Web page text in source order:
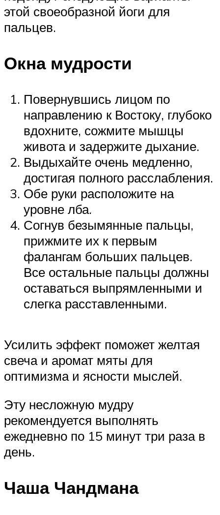
этой своеобразной йоги для
пальцев.
Окна мудрости
Повернувшись лицом по
направлению к Востоку, глубоко
вдохните, сожмите мышцы
живота и задержите дыхание.
Выдыхайте очень медленно,
достигая полного расслабления.
Обе руки расположите на
уровне лба.
Согнув безымянные пальцы,
прижмите их к первым
фалангам больших пальцев.
Все остальные пальцы должны
оставаться выпрямленными и
слегка расставленными.
Усилить эффект поможет желтая
свеча и аромат мяты для
оптимизма и ясности мыслей.
Эту несложную мудру
рекомендуется выполнять
ежедневно по 15 минут три раза в
день.
Чаша Чандмана